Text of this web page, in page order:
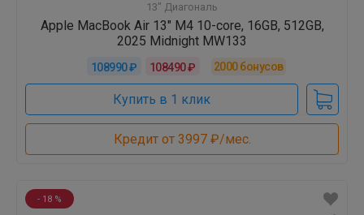
13" Диагональ
Apple MacBook Air 13" M4 10-core, 16GB, 512GB,
2025 Midnight MW133
108990 ₽ 108490 ₽ 2000бонусов
Купить в 1 клик
Кредит от 3997 ₽/мес.
- 18 %